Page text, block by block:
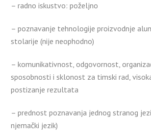
– radno iskustvo: poželjno
– poznavanje tehnologije proizvodnje
stolarije (nije neophodno)
– komunikativnost, odgovornost,
sposobnosti i sklonost za timski rad,
postizanje rezultata
– prednost poznavanja jednog stranog
njemački jezik)